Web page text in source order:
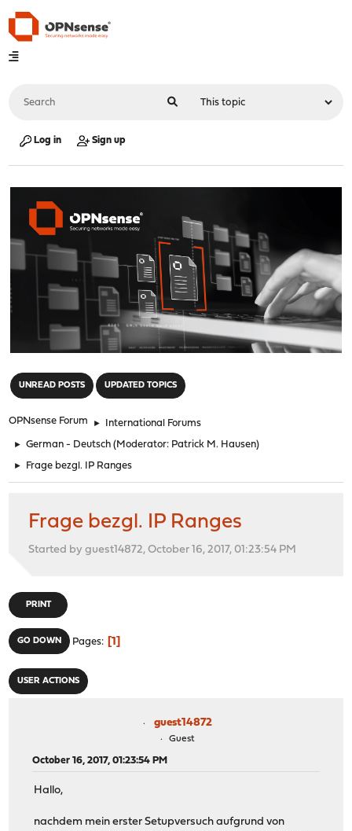
Log in Sign up
UNREAD POSTS UPDATED TOPICS
OPNsense Forum ► International Forums
► German - Deutsch (Moderator: Patrick M. Hausen)
► Frage bezgl. IP Ranges
Frage bezgl. IP Ranges
Started by guest14872, October 16, 2017, 01:23:54 PM
PRINT
GO DOWN Pages 1
USER ACTIONS
guest14872
Guest
October 16, 2017, 01:23:54 PM
Hallo,
nachdem mein erster Setupversuch aufgrund von